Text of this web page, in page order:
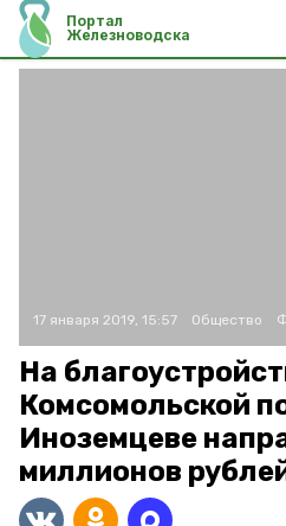
Портал
Железноводска
17 января 2019, 15:57 Общество
На
Комсомольской
Иноземцеве
миллионов